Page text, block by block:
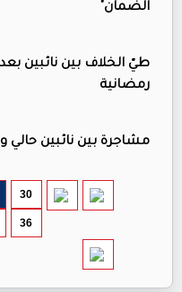
الضمان"
طيّ الخلاف بين نائبين
رمضانية
مشاجرة بين نائبين حالي
30
36